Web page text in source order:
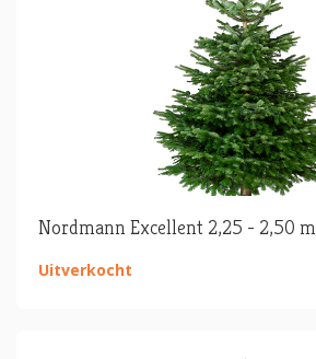
Nordmann Excellent 2,25 - 2,50 m
Uitverkocht